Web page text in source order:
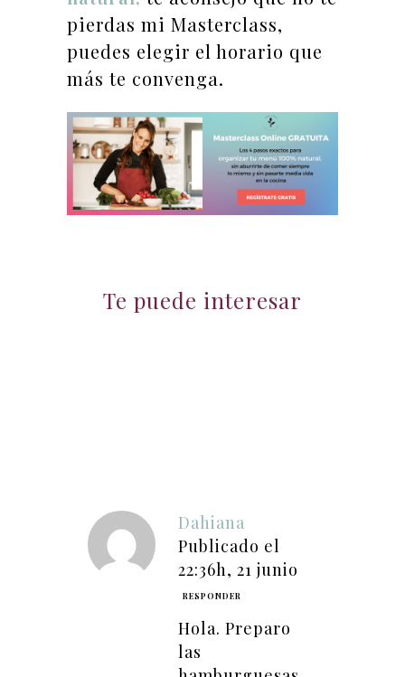
pierdas mi Masterclass,
puedes elegir el horario que
más te convenga.
Te puede interesar
Dahiana
Publicado el
22:36h, 21 junio
RESPONDER
Hola. Preparo
las